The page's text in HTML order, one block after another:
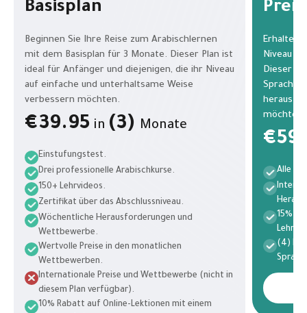
Basisplan
Beginnen Sie Ihre Reise zum Arabischlernen
mit dem Basisplan für 3 Monate. Dieser Plan ist
ideal für Anfänger und diejenigen, die ihr Niveau
auf einfache und unterhaltsame Weise
verbessern möchten.
€39.95 in (3) Monate
Einstufungstest.
Drei professionelle Arabischkurse.
150+ Lehrvideos.
Zertifikat über das Abschlussniveau.
Wöchentliche Herausforderungen und
Wettbewerbe.
Wertvolle Preise in den monatlichen
Wettbewerben.
Internationale Preise und Wettbewerbe (nicht in
diesem Plan verfügbar).
10% Rabatt auf Online-Lektionen mit einem
Erhalten
Niveau
Dieser
möchten.
Alle
15%
Lehrer.
(4)